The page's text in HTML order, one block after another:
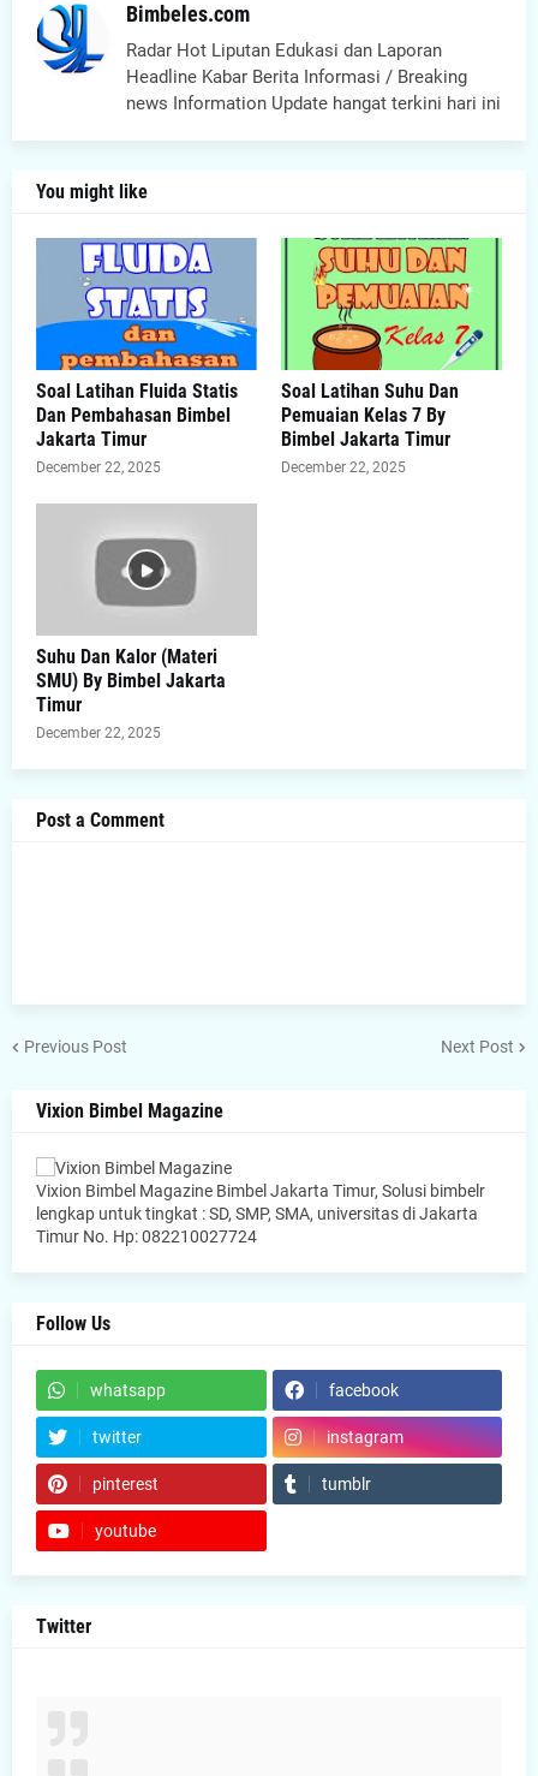
Bimbeles.com
Radar Hot Liputan Edukasi dan Laporan
Headline Kabar Berita Informasi / Breaking
news Information Update hangat terkini hari ini
You might like
Soal Latihan Fluida Statis
Dan Pembahasan Bimbel
Jakarta Timur
December 22, 2025
Soal Latihan Suhu Dan
Pemuaian Kelas 7 By
Bimbel Jakarta Timur
December 22, 2025
Suhu Dan Kalor (Materi
SMU) By Bimbel Jakarta
Timur
December 22, 2025
Post a Comment
Previous Post Next Post
Vixion Bimbel Magazine
Vixion Bimbel Magazine Bimbel Jakarta Timur, Solusi bimbelr
lengkap untuk tingkat : SD, SMP, SMA, universitas di Jakarta
Timur No. Hp: 082210027724
Follow Us
whatsapp facebook
twitter instagram
pinterest tumblr
youtube
Twitter